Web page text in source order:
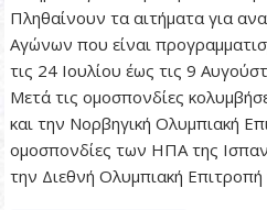
Πληθαίνουν τα αιτήματα για
Αγώνων που είναι
τις 24 Ιουλίου έως τις 9
Μετά τις ομοσπονδίες
και την Νορβηγική Ολυμπιακή
ομοσπονδίες των ΗΠΑ της
την Διεθνή Ολυμπιακή